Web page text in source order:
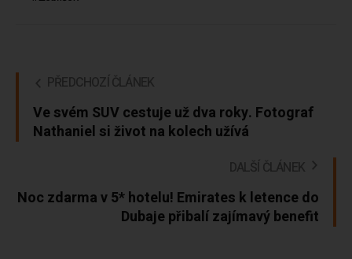
PŘEDCHOZÍ ČLÁNEK
Ve svém SUV cestuje už dva roky. Fotograf
Nathaniel si život na kolech užívá
DALŠÍ ČLÁNEK
Noc zdarma v 5* hotelu! Emirates k letence do
Dubaje přibalí zajímavý benefit